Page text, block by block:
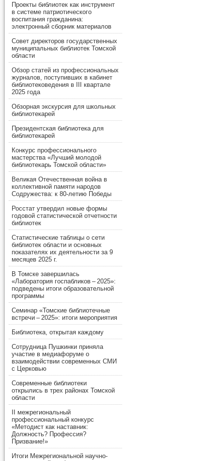
Проекты библиотек как инструмент
в системе патриотического
воспитания гражданина:
электронный сборник материалов
Совет директоров государственных
муниципальных библиотек Томской
области
Обзор статей из профессиональных
журналов, поступивших в кабинет
библиотековедения в III квартале
2025 года
Обзорная экскурсия для школьных
библиотекарей
Президентская библиотека для
библиотекарей
Конкурс профессионального
мастерства «Лучший молодой
библиотекарь Томской области»
Великая Отечественная война в
коллективной памяти народов
Содружества: к 80-летию Победы
Росстат утвердил новые формы
годовой статистической отчетности
библиотек
Статистические таблицы о сети
библиотек области и основных
показателях их деятельности за 9
месяцев 2025 г.
В Томске завершилась
«Лаборатория госпабликов – 2025»:
подведены итоги образовательной
программы
Семинар «Томские библиотечные
встречи – 2025»: итоги мероприятия
Библиотека, открытая каждому
Сотрудница Пушкинки приняла
участие в медиафоруме о
взаимодействии современных СМИ
с Церковью
Современные библиотеки
открылись в трех районах Томской
области
II межрегиональный
профессиональный конкурс
«Методист как наставник:
Должность? Профессия?
Призвание!»
Итоги Межрегиональной научно-